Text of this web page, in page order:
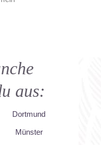
aus:
Dortmund
Münster